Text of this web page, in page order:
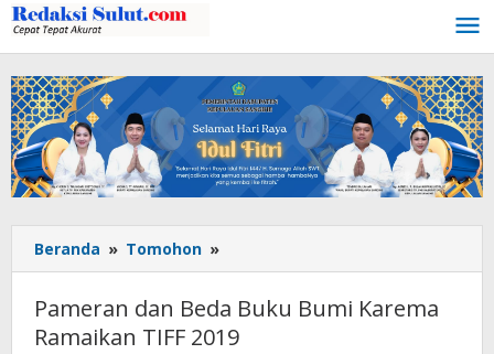
Lewati
ke
konten
Beranda » Tomohon »
dan
Buku
Bumi
Pameran dan Beda Buku Bumi Karema
Ramaikan TIFF 2019